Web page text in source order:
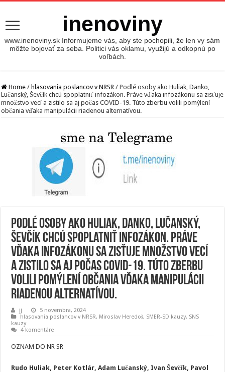
inenoviny
www.inenoviny.sk Informujeme vás, aby ste pochopili, že len vy sám
môžte bojovať za seba. Politici vás oklamu, využijú a odkopnú po
voľbách.
Home / hlasovania poslancov v NRSR / Podlé osoby ako Huliak, Danko,
Lučanský, Ševčík chcú spoplatniť infozákon. Práve vďaka infozákonu sa zisťuje
množstvo vecí a zistilo sa aj počas COVID-19. Túto zberbu volili pomýlení
občania vďaka manipulácii riadenou alternatívou.
Podlé osoby ako Huliak, Danko, Lučanský,
Ševčík chcú spoplatniť infozákon. Práve
vďaka infozákonu sa zisťuje množstvo vecí
a zistilo sa aj počas COVID-19. Túto zberbu
volili pomýlení občania vďaka manipulácii
riadenou alternatívou.
jj
5 novembra, 2024
hlasovania poslancov v NRSR, Miroslav Heredoš, SMER-SD kauzy, SNS
kauzy
4 komentáre
OZNAM DO NR SR
Rudo Huliak, Peter Kotlár, Adam Lučanský, Ivan Ševčík, Pavol